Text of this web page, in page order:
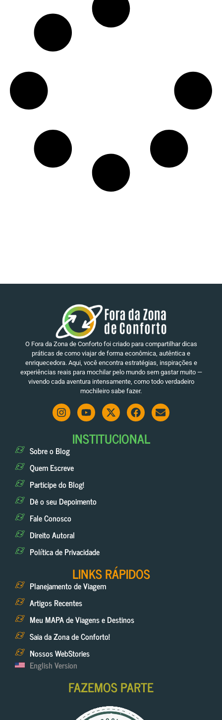
O Fora da Zona de Conforto foi criado para compartilhar dicas
práticas de como viajar de forma econômica, autêntica e
enriquecedora. Aqui, você encontra estratégias, inspirações e
experiências reais para mochilar pelo mundo sem gastar muito —
vivendo cada aventura intensamente, como todo verdadeiro
mochileiro sabe fazer.
INSTITUCIONAL
Sobre o Blog
Quem Escreve
Participe do Blog!
Dê o seu Depoimento
Fale Conosco
Direito Autoral
Política de Privacidade
LINKS RÁPIDOS
Planejamento de Viagem
Artigos Recentes
Meu MAPA de Viagens e Destinos
Saia da Zona de Conforto!
Nossos WebStories
English Version
FAZEMOS PARTE